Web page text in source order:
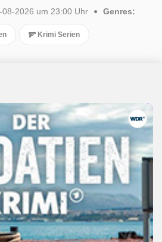
08-2026 um 23:00 Uhr Genres:
Krimi Serien